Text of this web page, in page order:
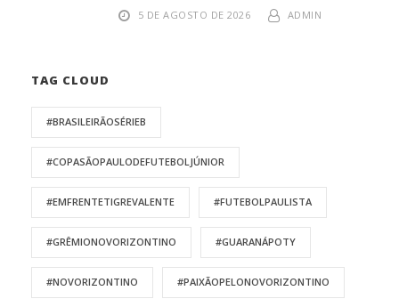
5 DE AGOSTO DE 2026 ADMIN
TAG CLOUD
#BRASILEIRÃOSÉRIEB
#COPASÃOPAULODEFUTEBOLJÚNIOR
#EMFRENTETIGREVALENTE #FUTEBOLPAULISTA
#GRÊMIONOVORIZONTINO #GUARANÁPOTY
#NOVORIZONTINO #PAIXÃOPELONOVORIZONTINO